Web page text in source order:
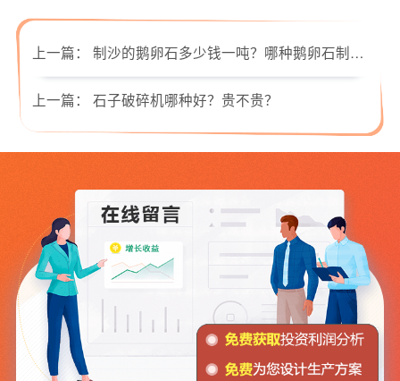
上一篇： 制沙的鹅卵石多少钱一吨？哪种鹅卵石制砂机好？
上一篇： 石子破碎机哪种好？贵不贵？